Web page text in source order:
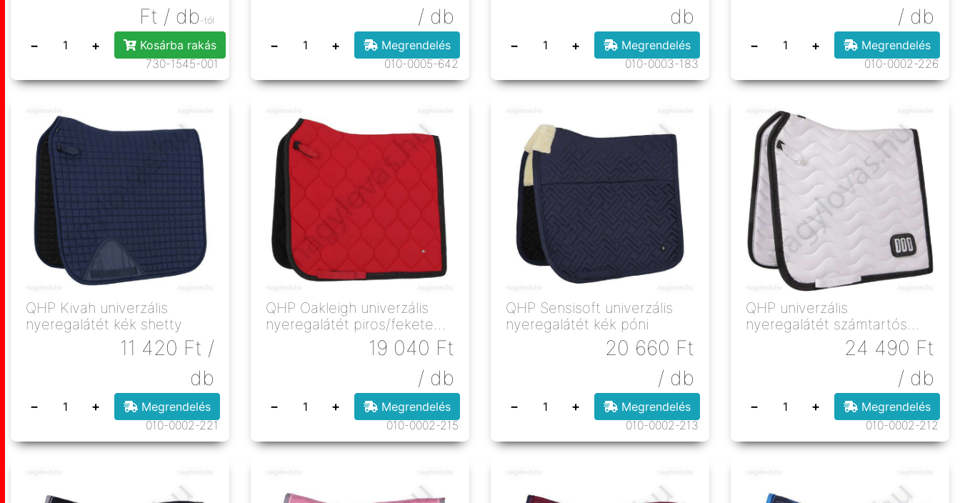
Ft / db -tól
− +
Kosárba rakás
730-1545-001
/ db
− +
Megrendelés
010-0005-642
db
− +
Megrendelés
010-0003-183
/ db
− +
Megrendelés
010-0002-226
QHP Kivah univerzális
nyeregalátét kék shetty
11 420 Ft /
db
− +
Megrendelés
010-0002-221
QHP Oakleigh univerzális
nyeregalátét piros/fekete
19 040 Ft
/ db
− +
Megrendelés
010-0002-215
QHP Sensisoft univerzális
nyeregalátét kék póni
20 660 Ft
/ db
− +
Megrendelés
010-0002-213
QHP univerzális
nyeregalátét számtartós
24 490 Ft
/ db
− +
Megrendelés
010-0002-212